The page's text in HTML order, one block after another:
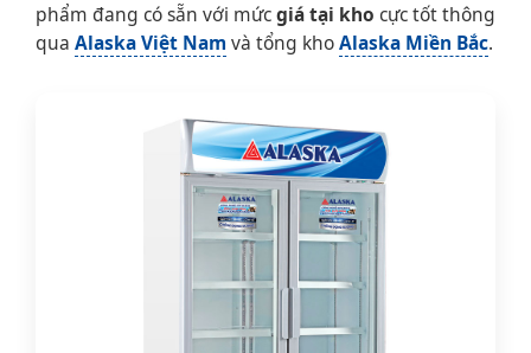
phẩm đang có sẵn với mứcgiá tại kho cực tốt thông
qua Alaska Việt Nam và tổng khoAlaska Miền Bắc.